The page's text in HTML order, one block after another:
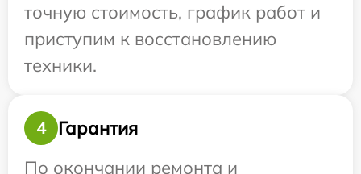
точную стоимость, график работ и
приступим к восстановлению
техники.
4
Гарантия
По окончании ремонта и